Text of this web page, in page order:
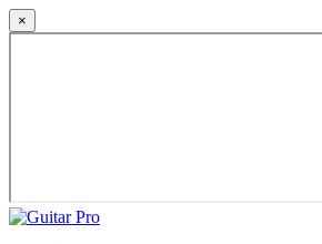
×